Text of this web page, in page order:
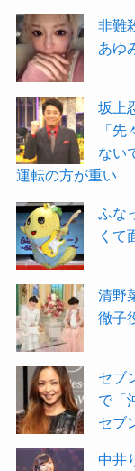
非難
あゆ
坂上
「
ない
運転の方が重い
ふな
くて
清野
徹子
セブ
で「
セブ
中井